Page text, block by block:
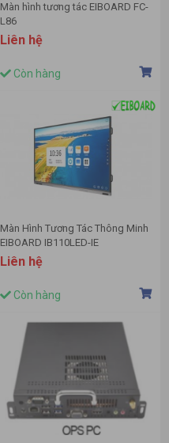
Màn hình tương tác EIBOARD FC-
L86
Liên hệ
Còn hàng
Màn Hình Tương Tác Thông Minh
EIBOARD IB110LED-IE
Liên hệ
Còn hàng